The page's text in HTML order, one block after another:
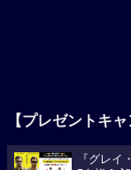
【プレゼントキ
『グレイ